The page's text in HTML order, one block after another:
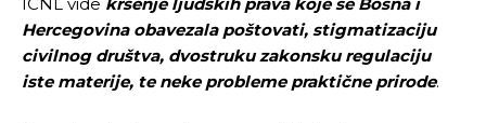
Hercegovina obavezala poštovati, stigmatizaciju
civilnog društva, dvostruku zakonsku regulaciju
iste materije, te neke probleme praktične prirode.